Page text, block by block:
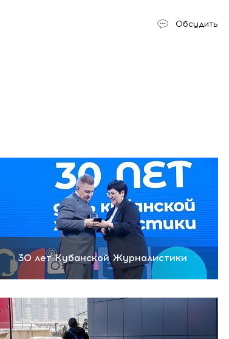
Обсудить
30 лет Кубанской Журналистики